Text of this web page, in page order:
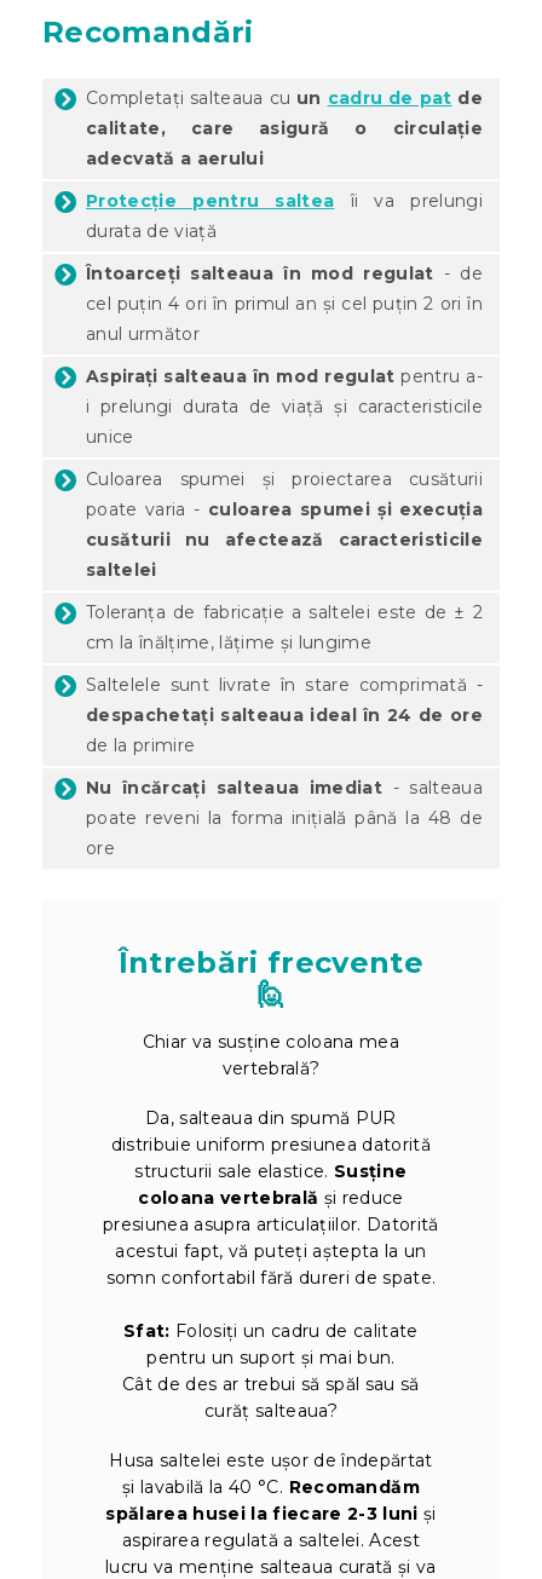
Recomandări
Completați salteaua cu un cadru de pat de
calitate, care asigură o circulație
adecvată a aerului
Protecție pentru saltea îi va prelungi
durata de viață
Întoarceți salteaua în mod regulat - de
cel puțin 4 ori în primul an și cel puțin 2 ori în
anul următor
Aspirați salteaua în mod regulat pentru a-
i prelungi durata de viață și caracteristicile
unice
Culoarea spumei și proiectarea cusăturii
poate varia - culoarea spumei și execuția
cusăturii nu afectează caracteristicile
saltelei
Toleranța de fabricație a saltelei este de ± 2
cm la înălțime, lățime și lungime
Saltelele sunt livrate în stare comprimată -
despachetați salteaua ideal în 24 de ore
de la primire
Nu încărcați salteaua imediat - salteaua
poate reveni la forma inițială până la 48 de
ore
Întrebări frecvente
🙋
Chiar va susține coloana mea
vertebrală?
Da, salteaua din spumă PUR
distribuie uniform presiunea datorită
structurii sale elastice. Susține
coloana vertebrală și reduce
presiunea asupra articulațiilor. Datorită
acestui fapt, vă puteți aștepta la un
somn confortabil fără dureri de spate.
Sfat: Folosiți un cadru de calitate
pentru un suport și mai bun.
Cât de des ar trebui să spăl sau să
curăț salteaua?
Husa saltelei este ușor de îndepărtat
și lavabilă la 40 °C. Recomandăm
spălarea husei la fiecare 2-3 luni și
aspirarea regulată a saltelei. Acest
lucru va menține salteaua curată și va